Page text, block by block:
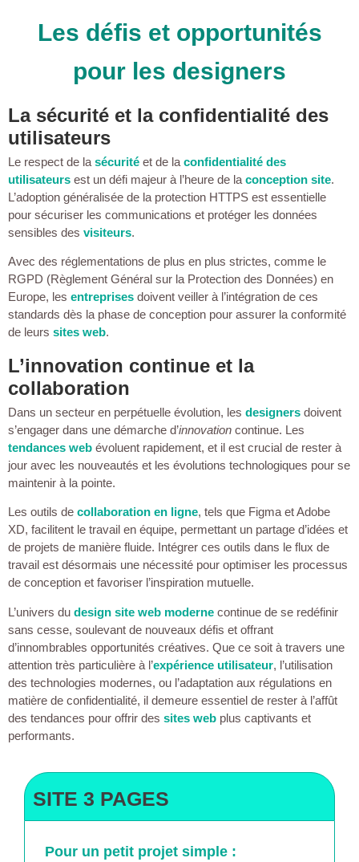
Les défis et opportunités
pour les designers
La sécurité et la confidentialité des
utilisateurs
Le respect de la sécurité et de la confidentialité des
utilisateurs est un défi majeur à l’heure de la conception site.
L’adoption généralisée de la protection HTTPS est essentielle
pour sécuriser les communications et protéger les données
sensibles des visiteurs.
Avec des réglementations de plus en plus strictes, comme le
RGPD (Règlement Général sur la Protection des Données) en
Europe, les entreprises doivent veiller à l’intégration de ces
standards dès la phase de conception pour assurer la conformité
de leurs sites web.
L’innovation continue et la
collaboration
Dans un secteur en perpétuelle évolution, les designers doivent
s’engager dans une démarche d’innovation continue. Les
tendances web évoluent rapidement, et il est crucial de rester à
jour avec les nouveautés et les évolutions technologiques pour se
maintenir à la pointe.
Les outils de collaboration en ligne, tels que Figma et Adobe
XD, facilitent le travail en équipe, permettant un partage d’idées et
de projets de manière fluide. Intégrer ces outils dans le flux de
travail est désormais une nécessité pour optimiser les processus
de conception et favoriser l’inspiration mutuelle.
L’univers du design site web moderne continue de se redéfinir
sans cesse, soulevant de nouveaux défis et offrant
d’innombrables opportunités créatives. Que ce soit à travers une
attention très particulière à l’expérience utilisateur, l’utilisation
des technologies modernes, ou l’adaptation aux régulations en
matière de confidentialité, il demeure essentiel de rester à l’affût
des tendances pour offrir des sites web plus captivants et
performants.
SITE 3 PAGES
Pour un petit projet simple :